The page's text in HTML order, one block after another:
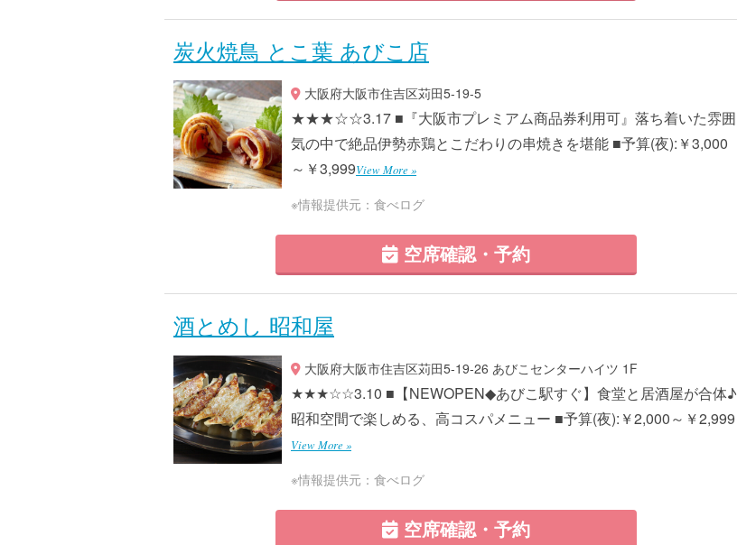
炭火焼鳥 とこ葉 あびこ店
大阪府大阪市住吉区苅田5-19-5
★★★☆☆3.17 ■『大阪市プレミアム商品券利用可』落ち着いた雰囲
気の中で絶品伊勢赤鶏とこだわりの串焼きを堪能 ■予算(夜):￥3,000
～￥3,999View More »
※情報提供元：食べログ
空席確認・予約
酒とめし 昭和屋
大阪府大阪市住吉区苅田5-19-26 あびこセンターハイツ 1F
★★★☆☆3.10 ■【NEWOPEN◆あびこ駅すぐ】食堂と居酒屋が合体♪
昭和空間で楽しめる、高コスパメニュー ■予算(夜):￥2,000～￥2,999
View More »
※情報提供元：食べログ
空席確認・予約